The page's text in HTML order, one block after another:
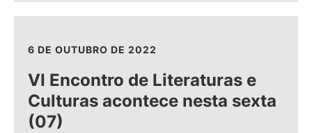
6 DE OUTUBRO DE 2022
VI Encontro de Literaturas e
Culturas acontece nesta sexta
(07)